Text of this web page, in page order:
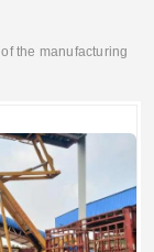
the manufacturing